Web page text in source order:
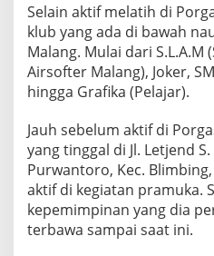
Selain aktif melatih di
klub yang ada di bawah
Malang. Mulai dari S.L.A.M
Airsofter Malang), Joker,
hingga Grafika (Pelajar).
Jauh sebelum aktif di
yang tinggal di Jl. Letjend
Purwantoro, Kec.
aktif di kegiatan pramuka.
kepemimpinan yang dia
terbawa sampai saat ini.